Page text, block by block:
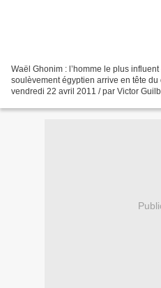
Waël Ghonim : l’homme le plus
soulèvement égyptien arrive en tête
vendredi 22 avril 2011 / par Victor